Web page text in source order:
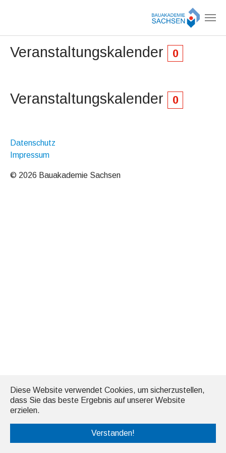
Diese Website verwendet Cookies, um sicherzustellen,
dass Sie das beste Ergebnis auf unserer Website
erzielen.
Verstanden!
Veranstaltungskalender 0
Veranstaltungskalender 0
Datenschutz
Impressum
© 2026 Bauakademie Sachsen